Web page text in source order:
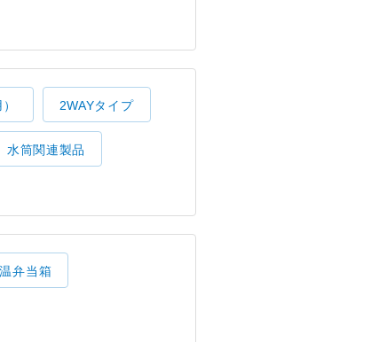
2WAYタイプ
水筒関連製品
弁当箱